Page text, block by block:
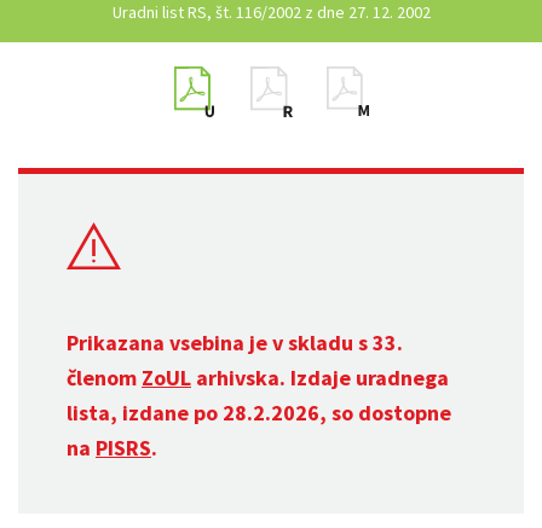
Uradni list RS, št. 116/2002 z dne 27. 12. 2002
Prikazana vsebina je v skladu s 33.
členom ZoUL arhivska. Izdaje uradnega
lista, izdane po 28.2.2026, so dostopne
na PISRS.